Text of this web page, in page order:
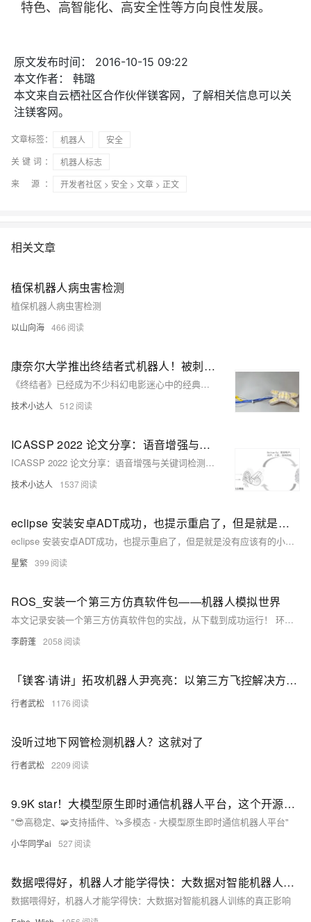
特色、高智能化、高安全性等方向良性发展。
原文发布时间： 2016-10-15 09:22
本文作者： 韩璐
本文来自云栖社区合作伙伴镁客网，了解相关信息可以关
注镁客网。
文章标签： 机器人
安全
关键词：
机器人标志
来 源：
开发者社区 > 安全 > 文章 > 正文
相关文章
植保机器人病虫害检测
植保机器人病虫害检测
以山向海 466
康奈尔大学推出终结者式机器人！被刺伤后能检测到损伤，还可以当场自我修复
《终结者》已经成为不少科幻电影迷心中的经典。 电影中机器人T-800从一个没有感情的机器人最终成长为理解人性与生命的生命体。 深入人心的除了T-800的形象外，反派液态金属机器人变形模仿和自我修复的能力也同样深入人心。
技术小达人 512
ICASSP 2022 论文分享：语音增强与关键词检测联合优化技术在扫地机器人中的应用
ICASSP 2022 论文分享：语音增强与关键词检测联合优化技术在扫地机器人中的应用
技术小达人 1537
eclipse 安装安卓ADT成功，也提示重启了，但是就是没有应该有的小机器人标志
eclipse 安装安卓ADT成功，也提示重启了，但是就是没有应该有的小机器人标志
星繁 399
ROS_安装一个第三方仿真软件包——机器人模拟世界
本文记录安装一个第三方仿真软件包的实战，从下载到成功运行！ 环境：ubuntu16.04 & ROS-Ubuntu2 最终效果图 下载源码包 在Ubuntu系统上，确保git已经安装 sudo apt-get install git...
李蔚蓬 2058
「镁客·请讲」拓攻机器人尹亮亮：以第三方飞控解决方案提供商的身份进入市场
行者武松 1176
没听过地下网管检测机器人？这就对了
行者武松 2209
9.9K star！大模型原生即时通信机器人平台，这个开源项目让AI对话更智能！
"😎高稳定、🧩支持插件、🦄多模态 - 大模型原生即时通信机器人平台"
小华同学ai 527
数据喂得好，机器人才能学得快：大数据对智能机器人训练的真正影响
数据喂得好，机器人才能学得快：大数据对智能机器人训练的真正影响